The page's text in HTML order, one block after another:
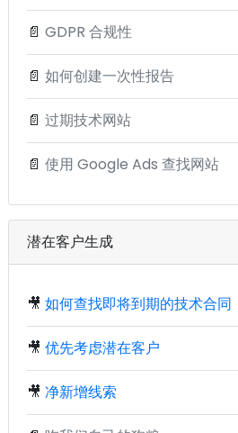
📄 GDPR 合规性
📄 如何创建一次性报告
📄 过期技术网站
📄 使用 Google Ads 查找网站
潜在客户生成
🎥 如何查找即将到期的技术合同
🎥 优先考虑潜在客户
🎥 净新增线索